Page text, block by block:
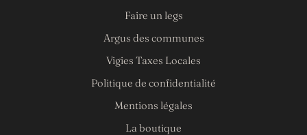
Faire un legs
Argus des communes
Vigies Taxes Locales
Politique de confidentialité
Mentions légales
La boutique